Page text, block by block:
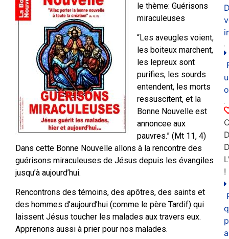
le thème: Guérisons
miraculeuses
“Les aveugles voient,
les boiteux marchent,
les lepreux sont
purifies, les sourds
entendent, les morts
ressuscitent, et la
Bonne Nouvelle est
annoncee aux
pauvres.” (Mt 11, 4)
Dans cette Bonne Nouvelle allons à la rencontre des
guérisons miraculeuses de Jésus depuis les évangiles
jusqu’à aujourd’hui.
Rencontrons des témoins, des apôtres, des saints et
des hommes d’aujourd’hui (comme le père Tardif) qui
laissent Jésus toucher les malades aux travers eux.
Apprenons aussi à prier pour nos malades.
!